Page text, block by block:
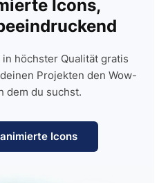
Icons,
höchster Qualität gratis
Projekten den Wow-
dem du suchst.
Icons